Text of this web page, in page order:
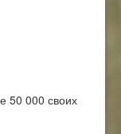
50 000 своих